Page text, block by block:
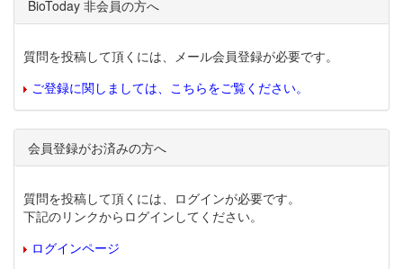
BioToday 非会員の方へ
質問を投稿して頂くには、メール会員登録が必要です。
ご登録に関しましては、こちらをご覧ください。
会員登録がお済みの方へ
質問を投稿して頂くには、ログインが必要です。
下記のリンクからログインしてください。
ログインページ